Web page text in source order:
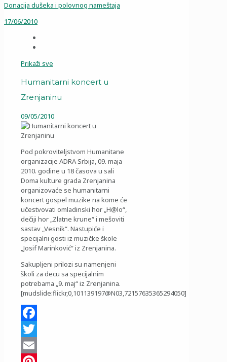
Donacija dušeka i polovnog nameštaja
17/06/2010
Prikaži sve
Humanitarni koncert u
Zrenjaninu
09/05/2010
Pod pokroviteljstvom Humanitane
organizacije ADRA Srbija, 09. maja
2010. godine u 18 časova u sali
Doma kulture grada Zrenjanina
organizovaće se humanitarni
koncert gospel muzike na kome će
učestvovati omladinski hor „H@lo“,
dečiji hor „Zlatne krune“ i mešoviti
sastav „Vesnik“. Nastupiće i
specijalni gosti iz muzičke škole
„Josif Marinković“ iz Zrenjanina.
Sakupljeni prilozi su namenjeni
školi za decu sa specijalnim
potrebama „9. maj“ iz Zrenjanina.
[mudslide:flickr,0,101139197@N03,72157635365294050]
Facebook
Twitter